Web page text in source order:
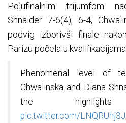
Polufinalnim trijumfom
Shnaider 7-6(4), 6-4,
podvig izborivši finale
Parizu počela u
Phenomenal level of
Chwalinska and Diana
the
pic.twitter.com/